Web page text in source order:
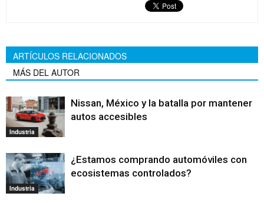
ARTÍCULOS RELACIONADOS
MÁS DEL AUTOR
Industria
Nissan, México y la batalla por mantener
autos accesibles
Industria
¿Estamos comprando automóviles con
ecosistemas controlados?